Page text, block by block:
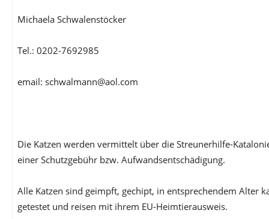
Michaela Schwalenstöcker
Tel.: 0202-7692985
email: schwalmann@aol.com
Die Katzen werden vermittelt über die Streunerhilfe-
einer Schutzgebühr bzw. Aufwandsentschädigung.
Alle Katzen sind geimpft, gechipt, in entsprechendem Alter
getestet und reisen mit ihrem EU-Heimtierausweis.